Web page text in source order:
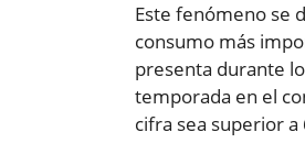
Este fenómeno se
consumo más
presenta durante
temporada en el
cifra sea superior a